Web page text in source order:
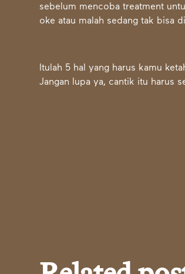
sebelum mencoba treatment
oke atau malah sedang tak bisa
Itulah 5 hal yang harus kamu
Jangan lupa ya, cantik itu harus